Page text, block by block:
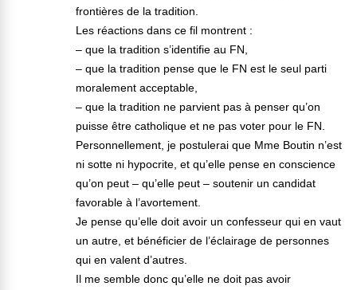
frontières de la tradition.
Les réactions dans ce fil montrent :
– que la tradition s’identifie au FN,
– que la tradition pense que le FN est le seul parti
moralement acceptable,
– que la tradition ne parvient pas à penser qu’on
puisse être catholique et ne pas voter pour le FN.
Personnellement, je postulerai que Mme Boutin n’est
ni sotte ni hypocrite, et qu’elle pense en conscience
qu’on peut – qu’elle peut – soutenir un candidat
favorable à l’avortement.
Je pense qu’elle doit avoir un confesseur qui en vaut
un autre, et bénéficier de l’éclairage de personnes
qui en valent d’autres.
Il me semble donc qu’elle ne doit pas avoir